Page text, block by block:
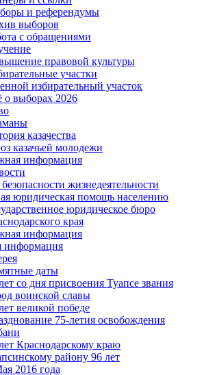
и референдумы
выборов
с обращениями
правовой культуры
участки
избирательный участок
о выборах 2026
казачества
казачьей молодежи
информация
жизнедеятельности
юридическая помощь населению
юридическое бюро
края
информация
информация
даты
со дня присвоения Туапсе звания
воинской славы
великой победе
75-летия освобождения
Краснодарскому краю
району 96 лет
2016 года